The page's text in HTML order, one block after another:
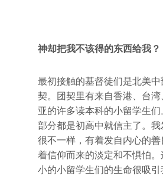
神却把我不该得的东西给我？
最初接触的基督徒们是北美
契。团契里有来自香港、台
亚的许多读本科的小留学生
部分都是初高中就信主了。
很不一样，有着发自内心的
着信仰而来的淡定和不惧怕
小的小留学生们的生命很吸引